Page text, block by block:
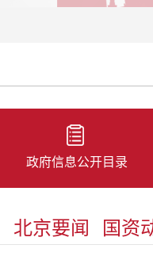
政府信息公开目录
北京要闻 国资